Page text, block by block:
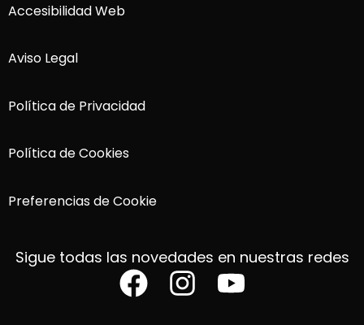
Accesibilidad Web
Aviso Legal
Política de Privacidad
Política de Cookies
Preferencias de Cookie
Sigue todas las novedades en nuestras redes